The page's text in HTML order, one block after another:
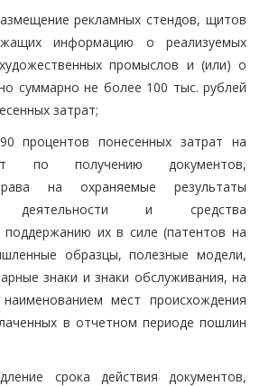
рекламных стендов, щитов
информацию о реализуемых
промыслов и (или) о
суммарно не более 100 тыс. рублей
затрат;
процентов понесенных затрат на
по получению документов,
на охраняемые результаты
деятельности и средства
поддержанию их в силе (патентов на
образцы, полезные модели,
знаки и знаки обслуживания, на
мест происхождения
в отчетном периоде пошлин
срока действия документов,